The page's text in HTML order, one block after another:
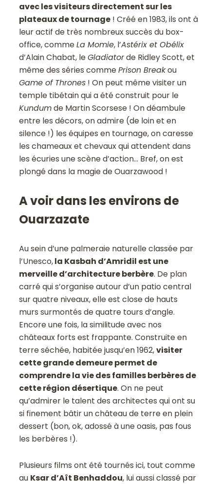
avec les visiteurs directement sur les
plateaux de tournage ! Créé en 1983, ils ont à
leur actif de très nombreux succès du box-
office, commeLa Momie, l’Astérix et Obélix
d’Alain Chabat, leGladiatorde Ridley Scott, et
même des séries commePrison Breakou
Game of Thrones ! On peut même visiter un
temple tibétain qui a été construit pour le
Kundumde Martin Scorsese ! On déambule
entre les décors, on admire (de loin et en
silence !) les équipes en tournage, on caresse
les chameaux et chevaux qui attendent dans
les écuries une scène d’action… Bref, on est
plongé dans la magie de Ouarzawood !
A voir dans les environs de
Ouarzazate
Au sein d’une palmeraie naturelle classée par
l’Unesco,la Kasbah d’Amridil est une
merveille d’architecture berbère. De plan
carré qui s’organise autour d’un patio central
sur quatre niveaux, elle est close de hauts
murs surmontés de quatre tours d’angle.
Encore une fois, la similitude avec nos
châteaux forts est frappante. Construite en
terre séchée, habitée jusqu’en 1962,visiter
cette grande demeure permet de
comprendre la vie des familles berbères de
cette région désertique. On ne peut
qu’admirer le talent des architectes qui ont su
si finement bâtir un château de terre en plein
dessert (bon, ok, adossé à une oasis, pas fous
les berbères !).
Plusieurs films ont été tournés ici, tout comme
au Ksar d’Aît Benhaddou, lui aussi classé par